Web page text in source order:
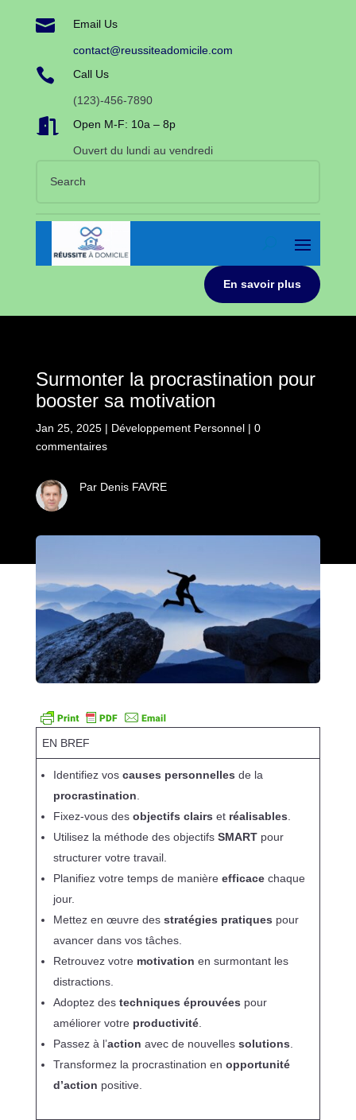
 Email Us
contact@reussiteadomicile.com
 Call Us
(123)-456-7890
 Open M-F: 10a – 8p
Ouvert du lundi au vendredi
En savoir plus
Surmonter la procrastination pour
booster sa motivation
Jan 25, 2025| Développement Personnel| 0
commentaires
Par Denis FAVRE
EN BREF
Identifiez vos causes personnelles de la
procrastination
Fixez-vous des objectifs clairs et réalisables
Utilisez la méthode des objectifs SMARTpour
structurer votre travail.
Planifiez votre temps de manière efficacechaque
jour.
Mettez en œuvre des stratégies pratiques pour
avancer dans vos tâches.
Retrouvez votre motivation en surmontant les
distractions.
Adoptez des techniques éprouvées pour
améliorer votre productivité.
Passez à l’action avec de nouvelles solutions
Transformez la procrastination en opportunité
d’action positive.